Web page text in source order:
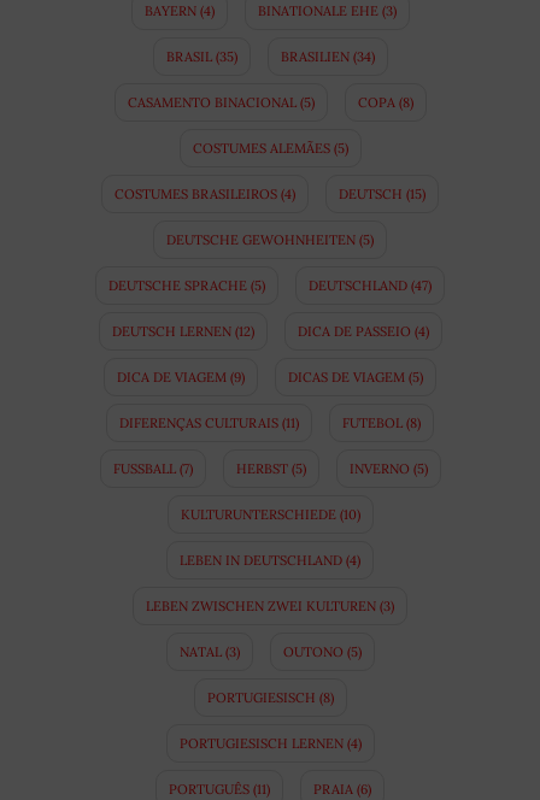
BAYERN(4) BINATIONALE EHE(3)
BRASIL(35) BRASILIEN(34)
CASAMENTO BINACIONAL(5) COPA(8)
COSTUMES ALEMÃES(5)
COSTUMES BRASILEIROS (4) DEUTSCH (15)
DEUTSCHE GEWOHNHEITEN (5)
DEUTSCHE SPRACHE (5) DEUTSCHLAND (47)
DEUTSCH LERNEN(12) DICA DE PASSEIO (4)
DICA DE VIAGEM (9) DICAS DE VIAGEM (5)
DIFERENÇAS CULTURAIS (11) FUTEBOL (8)
FUSSBALL (7) HERBST(5) INVERNO (5)
KULTURUNTERSCHIEDE(10)
LEBEN IN DEUTSCHLAND (4)
LEBEN ZWISCHEN ZWEI KULTUREN (3)
NATAL(3) OUTONO (5)
PORTUGIESISCH (8)
PORTUGIESISCH LERNEN(4)
PORTUGUÊS (11) PRAIA (6)